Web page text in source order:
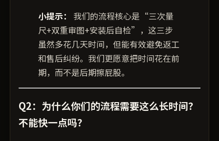
小提示：
我们的流程核心是“三次量
尺+双重审图+安装后自检”，这三步
虽然多花几天时间，但能有效避免返工
和售后纠纷。我们更愿意把时间花在前
期，而不是后期擦屁股。
Q2：为什么你们的流程需要这么长时间？
不能快一点吗？